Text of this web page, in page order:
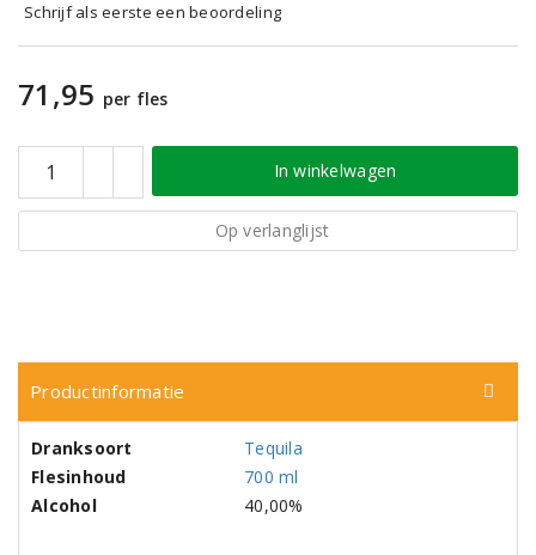
Schrijf als eerste een beoordeling
71,95 per fles
In winkelwagen
Op verlanglijst
Productinformatie
Dranksoort
Tequila
Flesinhoud
700 ml
Alcohol
40,00%